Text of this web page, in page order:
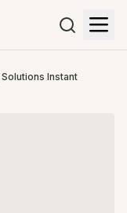
Instant